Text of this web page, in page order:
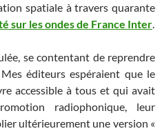
spatiale à travers quarante
sur les ondes de France Inter.
se contentant de reprendre
éditeurs espéraient que le
accessible à tous et qui avait
radiophonique, leur
ultérieurement une version «